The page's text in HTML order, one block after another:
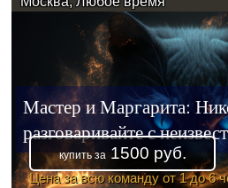
Мастер и Маргарита:
разговаривайте с
Цена за всю команду от 1 до 6
купить за 1500 руб.